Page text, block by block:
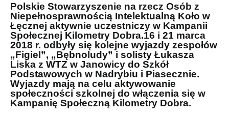
Polskie Stowarzyszenie na rzecz Osób z
Niepełnosprawnością Intelektualną Koło w
Łęcznej aktywnie uczestniczy w Kampanii
Społecznej Kilometry Dobra.16 i 21 marca
2018 r. odbyły się kolejne wyjazdy zespołów
„Figiel”, „Bębnoludy” i solisty Łukasza
Liska z WTZ w Janowicy do Szkół
Podstawowych w Nadrybiu i Piasecznie.
Wyjazdy mają na celu aktywowanie
społeczności szkolnej do włączenia się w
Kampanię Społeczną Kilometry Dobra.